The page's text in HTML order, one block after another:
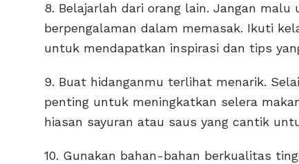
8. Belajarlah dari orang lain. Jangan
berpengalaman dalam memasak. Ikuti
untuk mendapatkan inspirasi dan tips
9. Buat hidanganmu terlihat menarik.
penting untuk meningkatkan selera
hiasan sayuran atau saus yang cantik
10. Gunakan bahan-bahan berkualitas